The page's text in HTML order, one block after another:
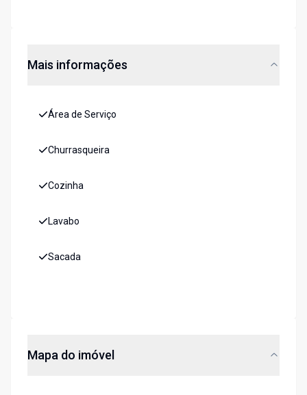
Mais informações
Área de Serviço
Churrasqueira
Cozinha
Lavabo
Sacada
Mapa do imóvel